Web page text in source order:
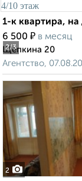
2/3
1-к квартира,
6 500 ₽ в месяц
Щепкина 20
Агентство,
2